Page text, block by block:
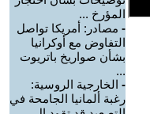
المؤرخ ...
- مصادر: أمريكا تواصل
التفاوض مع أوكرانيا
بشأن صواريخ باتريوت
...
- الخارجية الروسية:
رغبة ألمانيا الجامحة في